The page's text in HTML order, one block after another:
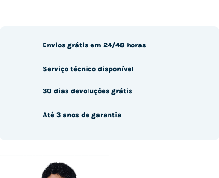
Envios grátis em 24/48 horas
Serviço técnico disponível
30 dias devoluções grátis
Até 3 anos de garantia